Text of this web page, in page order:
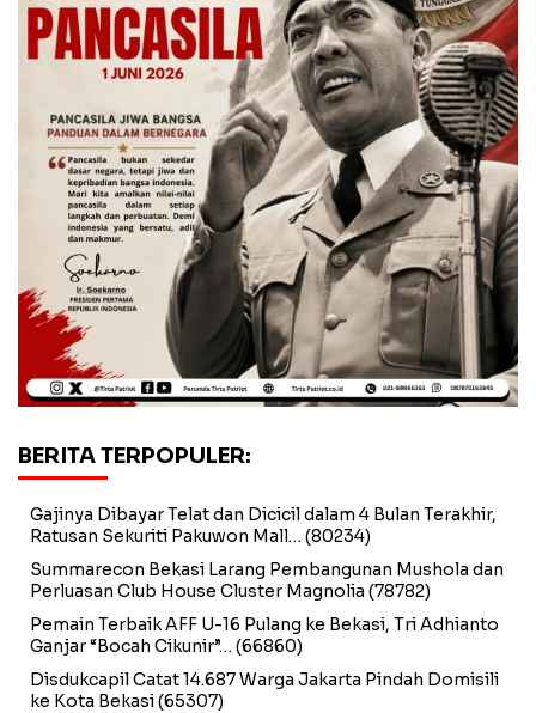
BERITA TERPOPULER:
Gajinya Dibayar Telat dan Dicicil dalam 4 Bulan Terakhir,
Ratusan Sekuriti Pakuwon Mall… (80234)
Summarecon Bekasi Larang Pembangunan Mushola dan
Perluasan Club House Cluster Magnolia (78782)
Pemain Terbaik AFF U-16 Pulang ke Bekasi, Tri Adhianto
Ganjar “Bocah Cikunir”… (66860)
Disdukcapil Catat 14.687 Warga Jakarta Pindah Domisili
ke Kota Bekasi(65307)